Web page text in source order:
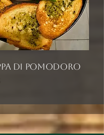
di pomodoro